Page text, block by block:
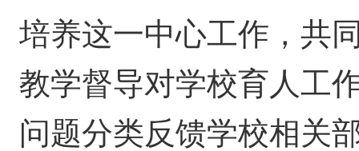
培养这一中心工作，共
教学督导对学校育人工
问题分类反馈学校相关